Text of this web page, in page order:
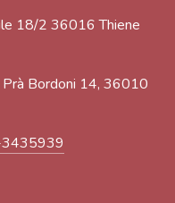
18/2 36016 Thiene
Bordoni 14, 36010